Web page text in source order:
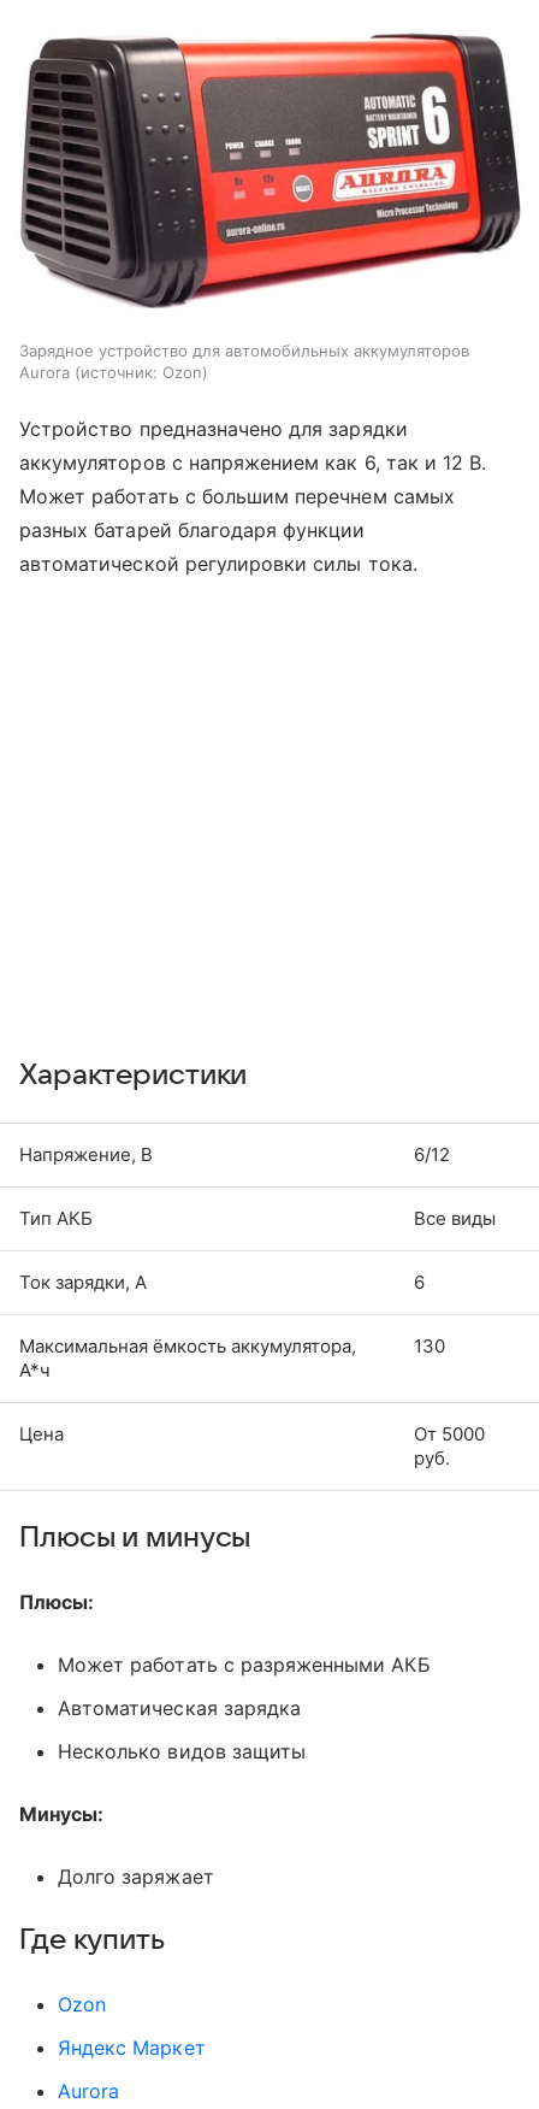
Зарядное устройство для автомобильных аккумуляторов
Aurora
источник: Ozon
Устройство предназначено для зарядки
аккумуляторов с напряжением как 6, так и 12 В.
Может работать с большим перечнем самых
разных батарей благодаря функции
автоматической регулировки силы тока.
Характеристики
Напряжение, В 6/12
Тип АКБ Все виды
Ток зарядки, А 6
Максимальная ёмкость аккумулятора,
А*ч
130
Цена
От 5000
руб.
Плюсы и минусы
Плюсы:
Может работать с разряженными АКБ
Автоматическая зарядка
Несколько видов защиты
Минусы:
Долго заряжает
Где купить
Оzon
Яндекс Маркет
Aurora